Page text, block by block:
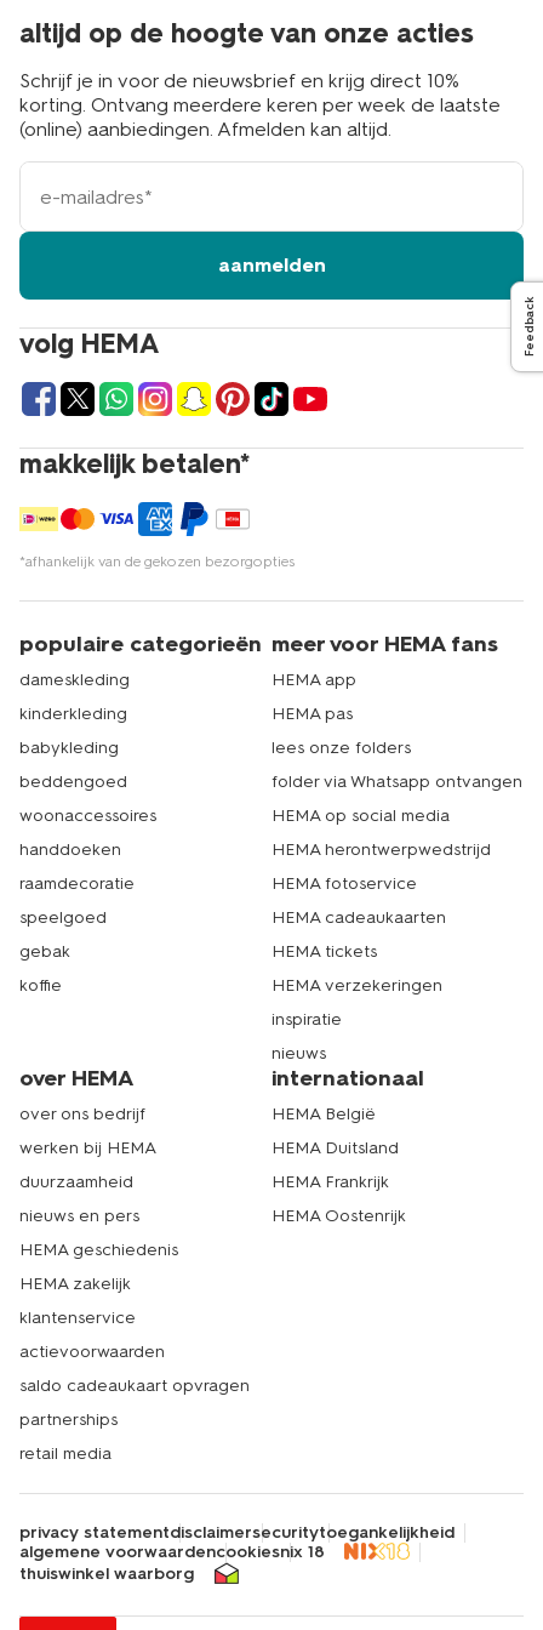
volg HEMA
makkelijk betalen*
*afhankelijk van de gekozen bezorgopties
altijd op de hoogte van onze acties
Schrijf je in voor de nieuwsbrief en krijg direct 10%
korting. Ontvang meerdere keren per week de laatste
(online) aanbiedingen. Afmelden kan altijd.
e-
mailadres
aanmelden
populaire categorieën
dameskleding
kinderkleding
babykleding
beddengoed
woonaccessoires
handdoeken
raamdecoratie
speelgoed
gebak
koffie
meer voor HEMA fans
HEMA app
HEMA pas
lees onze folders
folder via Whatsapp ontvangen
HEMA op social media
HEMA herontwerpwedstrijd
HEMA fotoservice
HEMA cadeaukaarten
HEMA tickets
HEMA verzekeringen
inspiratie
nieuws
over HEMA
over ons bedrijf
werken bij HEMA
duurzaamheid
nieuws en pers
HEMA geschiedenis
HEMA zakelijk
klantenservice
actievoorwaarden
saldo cadeaukaart opvragen
partnerships
retail media
internationaal
HEMA België
HEMA Duitsland
HEMA Frankrijk
HEMA Oostenrijk
privacy statementdisclaimersecuritytoegankelijkheid
algemene voorwaardencookiesnix 18
thuiswinkel waarborg
Feedback